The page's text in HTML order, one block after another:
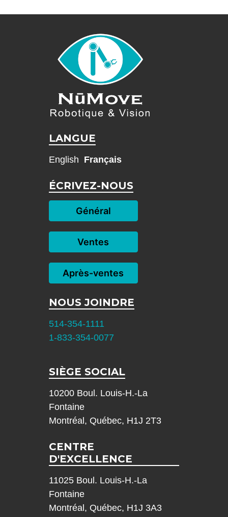
LANGUE
English Français
ÉCRIVEZ-NOUS
Général
Ventes
Après-ventes
NOUS JOINDRE
514-354-1111
1-833-354-0077
SIÈGE SOCIAL
10200 Boul. Louis-H.-La
Fontaine
Montréal, Québec, H1J 2T3
CENTRE
D'EXCELLENCE
11025 Boul. Louis-H.-La
Fontaine
Montréal, Québec, H1J 3A3